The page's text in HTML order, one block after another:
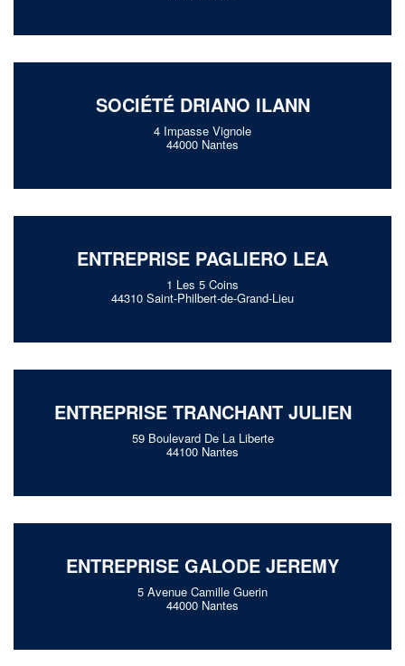
SOCIÉTÉ DRIANO ILANN
4 Impasse Vignole
44000 Nantes
ENTREPRISE PAGLIERO LEA
1 Les 5 Coins
44310 Saint-Philbert-de-Grand-Lieu
ENTREPRISE TRANCHANT JULIEN
59 Boulevard De La Liberte
44100 Nantes
ENTREPRISE GALODE JEREMY
5 Avenue Camille Guerin
44000 Nantes